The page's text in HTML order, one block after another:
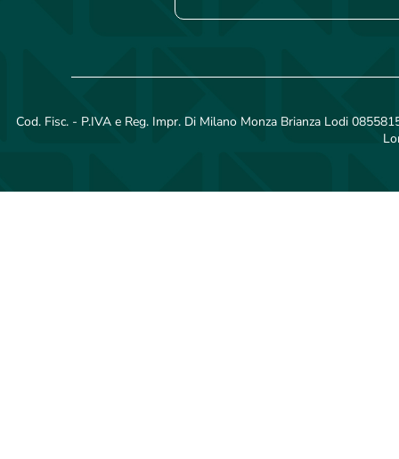
Cod. Fisc. - P.IVA e Reg. Impr. Di Milano Monza Brianza Lodi